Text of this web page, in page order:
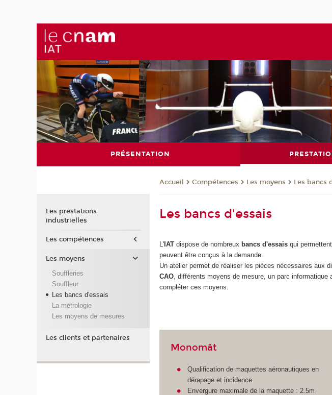
PRÉSENTATION
Accueil Compétences Les moyens Les bancs
Les bancs d'essais
L' IAT dispose de nombreux bancs d'essais qui
peuvent être conçus à la demande.
Un atelier permet de réaliser les pièces nécessaires
CAO , différents moyens de mesure, un parc
compléter ces moyens.
Monomât
Qualification de maquettes aéronautiques en
dérapage et incidence
Envergure maximale de la maquette : 2.5m
Les prestations
industrielles
Les compétences
Les moyens
Souffleries
Souffleur
Les bancs d'essais
La métrologie
Les moyens de mesures
Les clients et partenaires